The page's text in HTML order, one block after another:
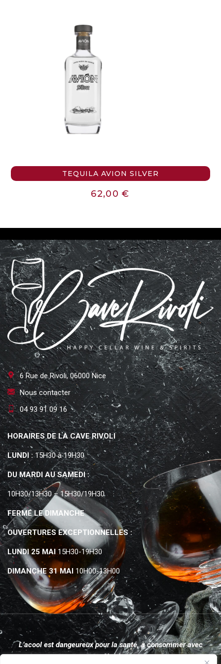
TEQUILA AVION SILVER
62,00€
6 Rue de Rivoli, 06000 Nice
Nous contacter
04 93 91 09 16
HORAIRES DE LA CAVE RIVOLI
LUNDI :15H30 à 19H30
DU MARDI AU SAMEDI :
10H30/13H30 – 15H30/19H30
FERMÉ LE DIMANCHE
OUVERTURES EXCEPTIONNELLES :
LUNDI 25 MAI15H30-19H30
DIMANCHE 31 MAI 10H00-13H00
L’acool est dangeureux pour la santé, à consommer avec
modération.